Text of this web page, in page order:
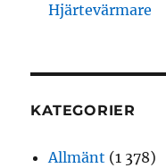
Hjärtevärmare
KATEGORIER
Allmänt (1 378)